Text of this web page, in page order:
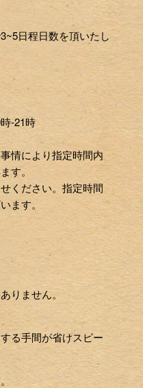
日程日数を頂いたし
-21時
情により指定時間内
す。
ください。指定時間
ます。
りません。
る手間が省けスピー